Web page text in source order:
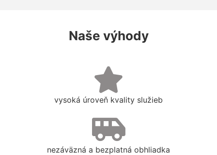
Naše výhody
vysoká úroveň kvality služieb
nezáväzná a bezplatná obhliadka